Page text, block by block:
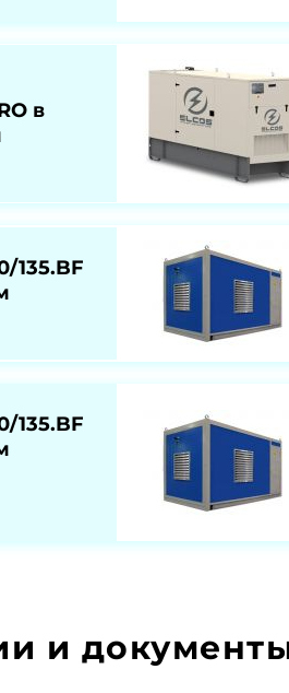
в
135.BF
135.BF
и